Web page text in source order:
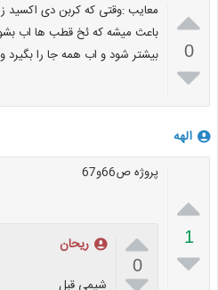

0

معایب :وقتی که کربن دی اکسید
باعث میشه که ئخ قطب ها اب
بیشتر شود و اب همه جا را
الهه

1

پروژه ص66و67

0
ریحان
شیمی قبل